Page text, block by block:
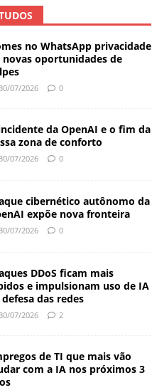
no WhatsApp privacidade
novas oportunidades de
07/2026 0
da OpenAI e o fim da
zona de conforto
07/2026 0
cibernético autônomo da
expõe nova fronteira
07/2026 0
DDoS ficam mais
e impulsionam uso de IA
defesa das redes
07/2026 2
de TI que mais vão
com a IA nos próximos 3